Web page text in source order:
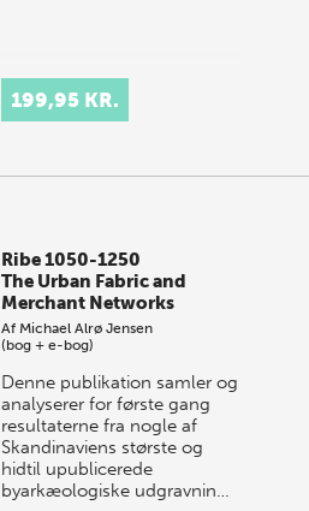
199,95 KR.
Ribe 1050-1250
The Urban Fabric and
Merchant Networks
Af Michael Alrø Jensen
(bog + e-bog)
Denne publikation samler og
analyserer for første gang
resultaterne fra nogle af
Skandinaviens største og
hidtil upublicerede
byarkæologiske udgravnin…